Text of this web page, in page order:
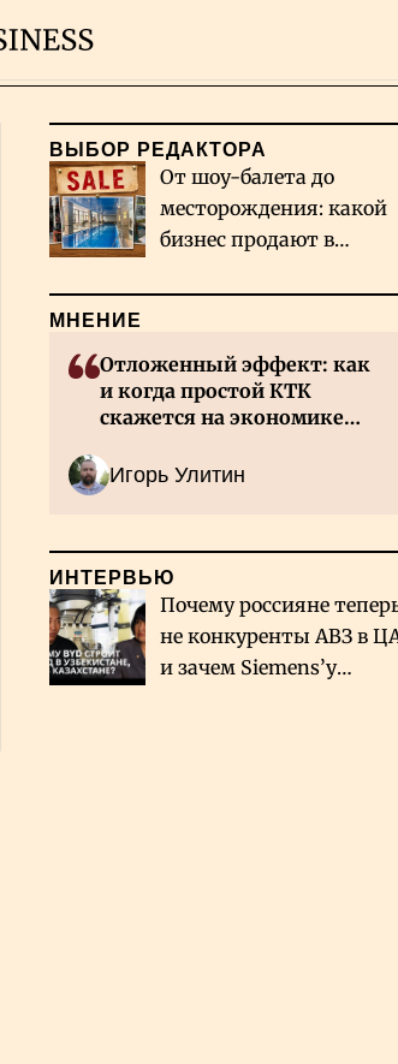
ВЫБОР РЕДАКТОРА
От шоу-балета до
месторождения: какой
бизнес продают в
МНЕНИЕ
Отложенный эффект: как
и когда простой КТК
скажется на экономике
Игорь Улитин
ИНТЕРВЬЮ
Почему россияне
не конкуренты АВЗ в
и зачем Siemens’у